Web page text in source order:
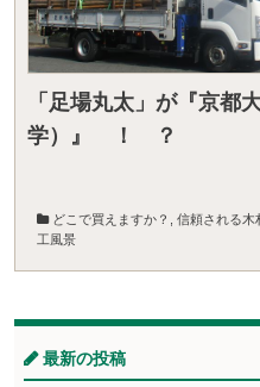
「足場丸太」が『京都
学）』 ！ ？
どこで買えますか？ 信頼される木
工風景
最新の投稿